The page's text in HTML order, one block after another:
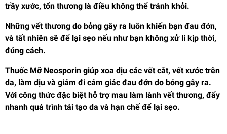
trầy xước, tổn thương là điều không thể tránh khỏi.
Những vết thương do bỏng gây ra luôn khiến bạn đau đớn,
và tất nhiên sẽ để lại sẹo nếu như bạn không xử lí kịp thời,
đúng cách.
Thuốc Mỡ Neosporin giúp xoa dịu các vết cắt, vết xước trên
da, làm dịu và giảm đi cảm giác đau đớn do bỏng gây ra.
Với công thức đặc biệt hỗ trợ mau làm lành vết thương, đẩy
nhanh quá trình tái tạo da và hạn chế để lại sẹo.